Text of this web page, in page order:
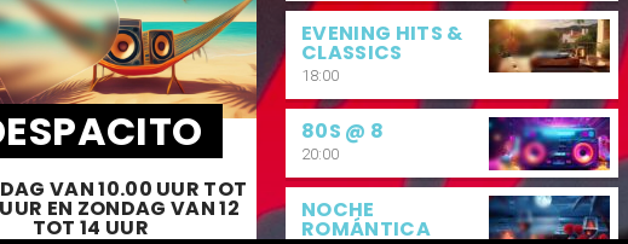
VAN 10.00 UUR TOT
EN ZONDAG VAN 12
TOT 14 UUR
EVENING HITS &
CLASSICS
18:00
80S @ 8
20:00
NOCHE
ROMÁNTICA